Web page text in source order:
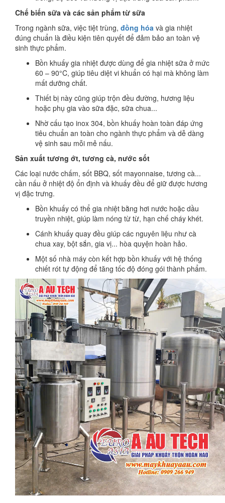
Chế biến sữa và các sản phẩm từ sữa
Trong ngành sữa, việc tiệt trùng, đồng hóa và gia nhiệt
đúng chuẩn là điều kiện tiên quyết để đảm bảo an toàn vệ
sinh thực phẩm.
Bồn khuấy gia nhiệt được dùng để gia nhiệt sữa ở mức
60 – 90°C, giúp tiêu diệt vi khuẩn có hại mà không làm
mất dưỡng chất.
Thiết bị này cũng giúp trộn đều đường, hương liệu
hoặc phụ gia vào sữa đặc, sữa chua...
Nhờ cấu tạo inox 304, bồn khuấy hoàn toàn đáp ứng
tiêu chuẩn an toàn cho ngành thực phẩm và dễ dàng
vệ sinh sau mỗi mẻ nấu.
Sản xuất tương ớt, tương cà, nước sốt
Các loại nước chấm, sốt BBQ, sốt mayonnaise, tương cà...
cần nấu ở nhiệt độ ổn định và khuấy đều để giữ được hương
vị đặc trưng.
Bồn khuấy có thể gia nhiệt bằng hơi nước hoặc dầu
truyền nhiệt, giúp làm nóng từ từ, hạn chế cháy khét.
Cánh khuấy quay đều giúp các nguyên liệu như cà
chua xay, bột sắn, gia vị... hòa quyện hoàn hảo.
Một số nhà máy còn kết hợp bồn khuấy với hệ thống
chiết rót tự động để tăng tốc độ đóng gói thành phẩm.